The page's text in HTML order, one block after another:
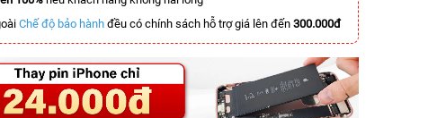
Chế độ bảo hành đều có chính sách hỗ trợ giá lên đến 300.000đ